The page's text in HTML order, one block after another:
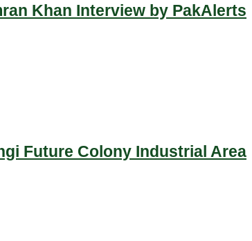
Khan Interview by PakAlerts
Future Colony Industrial Area